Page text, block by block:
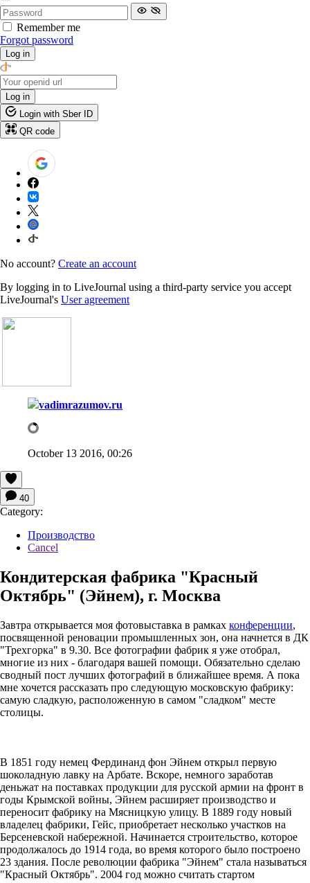
Remember me
Forgot password
Log in
Log in
Login with Sber ID
QR code
No account? Create an account
By logging in to LiveJournal using a third-party service you accept
LiveJournal's User agreement
vadimrazumov.ru
October 13 2016, 00:26
40
Category:
Производство
Cancel
Кондитерская фабрика "Красный
Октябрь" (Эйнем), г. Москва
Завтра открывается моя фотовыставка в рамках конференции,
посвященной реновации промышленных зон, она начнется в ДК
"Трехгорка" в 9.30. Все фотографии фабрик я уже отобрал,
многие из них - благодаря вашей помощи. Обязательно сделаю
сводный пост лучших фотографий в ближайшее время. А пока
мне хочется рассказать про следующую московскую фабрику:
самую сладкую, расположенную в самом "сладком" месте
столицы.
В 1851 году немец Фердинанд фон Эйнем открыл первую
шоколадную лавку на Арбате. Вскоре, немного заработав
деньжат на поставках продукции для русской армии на фронт в
годы Крымской войны, Эйнем расширяет производство и
переносит фабрику на Мясницкую улицу. В 1889 году новый
владелец фабрики, Гейс, приобретает несколько участков на
Берсеневской набережной. Начинается строительство, которое
продолжалось до 1914 года, во время которого было построено
23 здания. После революции фабрика "Эйнем" стала называться
"Красный Октябрь". 2004 год можно считать стартом